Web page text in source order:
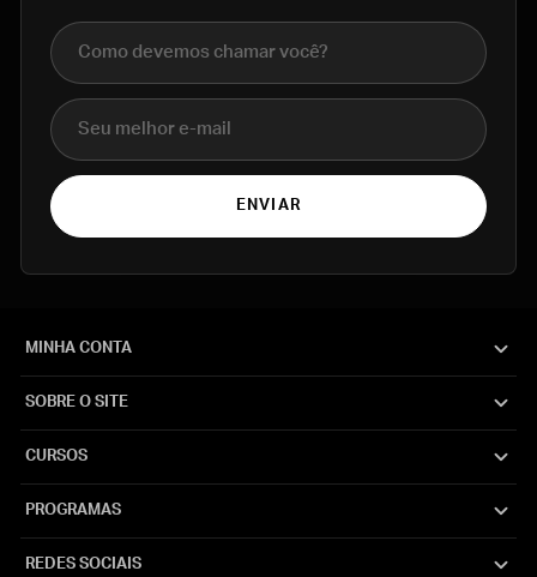
Nome completo
E-mail
ENVIAR
MINHA CONTA
SOBRE O SITE
CURSOS
PROGRAMAS
REDES SOCIAIS